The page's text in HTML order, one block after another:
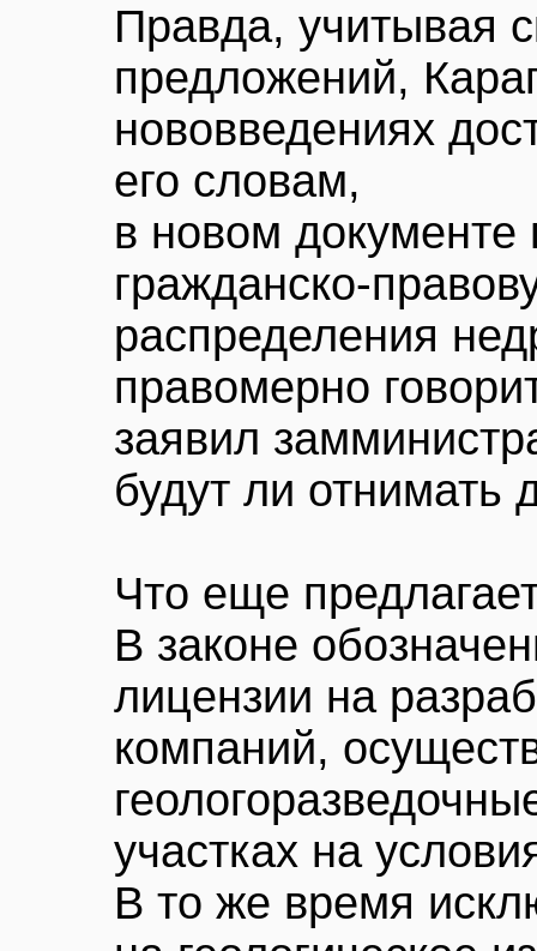
Правда, учитывая
предложений,
нововведениях
его словам,
в новом документе
гражданско-
распределения
правомерно
заявил
будут ли отнимать
Что еще
В законе
лицензии на
компаний,
участках на
В то же время